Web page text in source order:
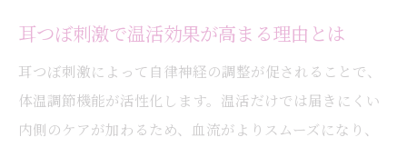
耳つぼ刺激で温活効果が高まる理由とは
耳つぼ刺激によって自律神経の調整が促されることで、
体温調節機能が活性化します。温活だけでは届きにくい
内側のケアが加わるため、血流がよりスムーズになり、